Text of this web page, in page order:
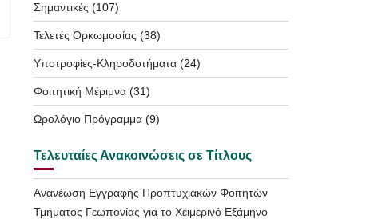
Σημαντικές (107)
Τελετές Ορκωμοσίας (38)
Υποτροφίες-Κληροδοτήματα(24)
Φοιτητική Μέριμνα(31)
Ωρολόγιο Πρόγραμμα(9)
Τελευταίες Ανακοινώσεις σε Τίτλους
Ανανέωση Εγγραφής Προπτυχιακών Φοιτητών
Τμήματος Γεωπονίας για το Χειμερινό Εξάμηνο